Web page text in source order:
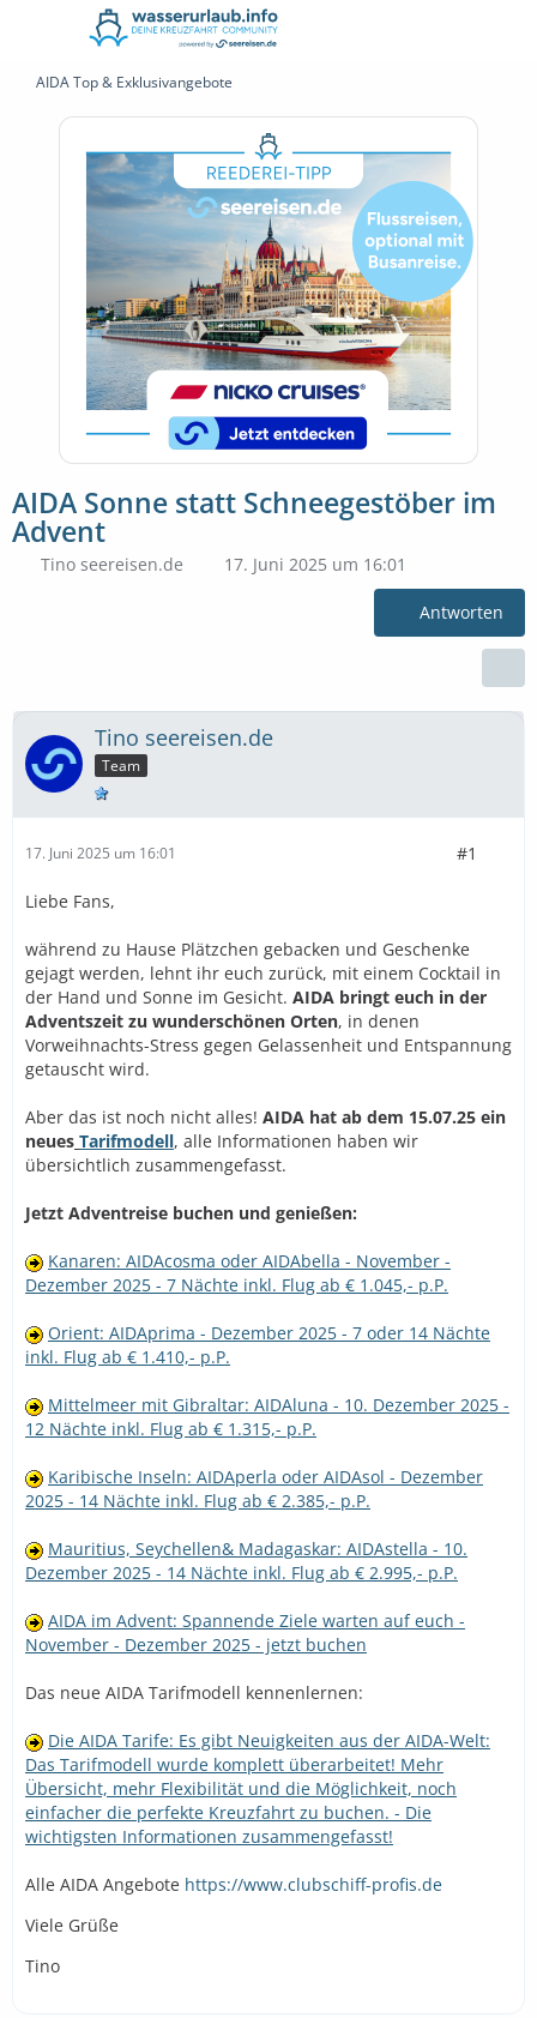
AIDA Top & Exklusivangebote
AIDA Sonne statt Schneegestöber im
Advent
Tino seereisen.de 17. Juni 2025 um 16:01
Antworten
Tino seereisen.de
Team
17. Juni 2025 um 16:01 #1
Liebe Fans,
während zu Hause Plätzchen gebacken und Geschenke
gejagt werden, lehnt ihr euch zurück, mit einem Cocktail in
der Hand und Sonne im Gesicht. AIDA bringt euch in der
Adventszeit zu wunderschönen Orten, in denen
Vorweihnachts-Stress gegen Gelassenheit und Entspannung
getauscht wird.
Aber das ist noch nicht alles! AIDA hat ab dem 15.07.25 ein
neues Tarifmodell, alle Informationen haben wir
übersichtlich zusammengefasst.
Jetzt Adventreise buchen und genießen:
Kanaren: AIDAcosma oder AIDAbella - November -
Dezember 2025 - 7 Nächte inkl. Flug ab € 1.045,- p.P.
Orient: AIDAprima - Dezember 2025 - 7 oder 14 Nächte
inkl. Flug ab € 1.410,- p.P.
Mittelmeer mit Gibraltar: AIDAluna - 10. Dezember 2025 -
12 Nächte inkl. Flug ab € 1.315,- p.P.
Karibische Inseln: AIDAperla oder AIDAsol - Dezember
2025 - 14 Nächte inkl. Flug ab € 2.385,- p.P.
Mauritius, Seychellen& Madagaskar: AIDAstella - 10.
Dezember 2025 - 14 Nächte inkl. Flug ab € 2.995,- p.P.
AIDA im Advent: Spannende Ziele warten auf euch -
November - Dezember 2025 - jetzt buchen
Das neue AIDA Tarifmodell kennenlernen:
Die AIDA Tarife: Es gibt Neuigkeiten aus der AIDA-Welt:
Das Tarifmodell wurde komplett überarbeitet! Mehr
Übersicht, mehr Flexibilität und die Möglichkeit, noch
einfacher die perfekte Kreuzfahrt zu buchen. - Die
wichtigsten Informationen zusammengefasst!
Alle AIDA Angebote https://www.clubschiff-profis.de
Viele Grüße
Tino